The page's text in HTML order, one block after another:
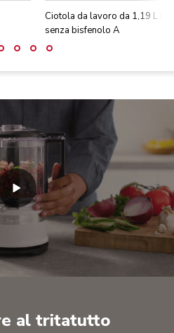
Ciotola da lavoro da 1,19 L in
senza bisfenolo A
al tritatutto